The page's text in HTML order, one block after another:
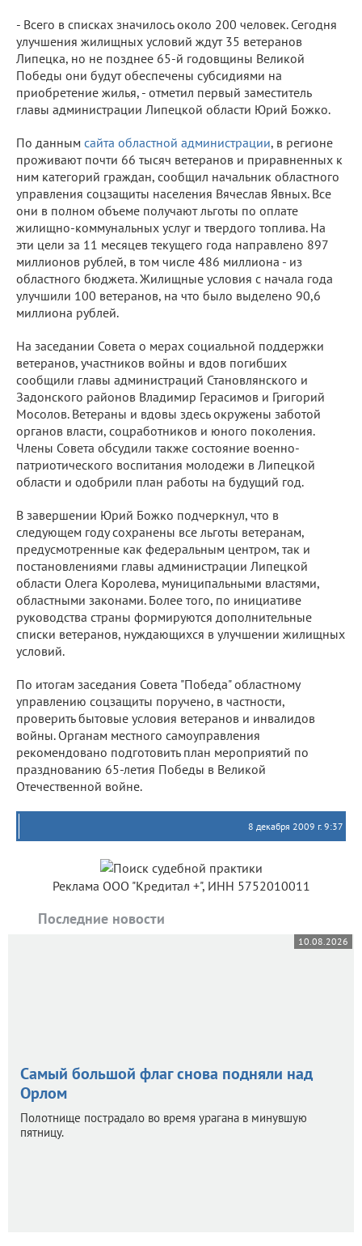
- Всего в списках значилось около 200 человек. Сегодня
улучшения жилищных условий ждут 35 ветеранов
Липецка, но не позднее 65-й годовщины Великой
Победы они будут обеспечены субсидиями на
приобретение жилья, - отметил первый заместитель
главы администрации Липецкой области Юрий Божко.
По данным сайта областной администрации, в регионе
проживают почти 66 тысяч ветеранов и приравненных к
ним категорий граждан, сообщил начальник областного
управления соцзащиты населения Вячеслав Явных. Все
они в полном объеме получают льготы по оплате
жилищно-коммунальных услуг и твердого топлива. На
эти цели за 11 месяцев текущего года направлено 897
миллионов рублей, в том числе 486 миллиона - из
областного бюджета. Жилищные условия с начала года
улучшили 100 ветеранов, на что было выделено 90,6
миллиона рублей.
На заседании Совета о мерах социальной поддержки
ветеранов, участников войны и вдов погибших
сообщили главы администраций Становлянского и
Задонского районов Владимир Герасимов и Григорий
Мосолов. Ветераны и вдовы здесь окружены заботой
органов власти, соцработников и юного поколения.
Члены Совета обсудили также состояние военно-
патриотического воспитания молодежи в Липецкой
области и одобрили план работы на будущий год.
В завершении Юрий Божко подчеркнул, что в
следующем году сохранены все льготы ветеранам,
предусмотренные как федеральным центром, так и
постановлениями главы администрации Липецкой
области Олега Королева, муниципальными властями,
областными законами. Более того, по инициативе
руководства страны формируются дополнительные
списки ветеранов, нуждающихся в улучшении жилищных
условий.
По итогам заседания Совета "Победа" областному
управлению соцзащиты поручено, в частности,
проверить бытовые условия ветеранов и инвалидов
войны. Органам местного самоуправления
рекомендовано подготовить план мероприятий по
празднованию 65-летия Победы в Великой
Отечественной войне.
8 декабря 2009 г. 9:37
Реклама ООО "Кредитал +", ИНН 5752010011
Последние новости
10.08.2026
Самый большой флаг снова подняли над
Орлом
Полотнище пострадало во время урагана в минувшую
пятницу.